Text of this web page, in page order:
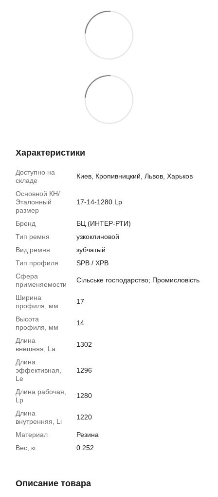
Характеристики
Доступно на
складе
Киев, Кропивницкий, Львов, Харьков
Основной КН/
Эталонный
размер
17-14-1280 Lp
Бренд
БЦ (ИНТЕР-РТИ)
Тип ремня
узкоклиновой
Вид ремня
зубчатый
Тип профиля
SPB / XPB
Сфера
применяемости
Сільське господарство; Промисловість
Ширина
профиля, мм
17
Высота
профиля, мм
14
Длина
внешняя, La
1302
Длина
эффективная,
Le
1296
Длина рабочая,
Lp
1280
Длина
внутренняя, Li
1220
Материал
Резина
Вес, кг
0.252
Описание товара